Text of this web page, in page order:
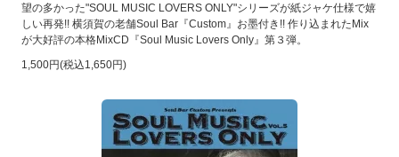
望の多かった"SOUL MUSIC LOVERS ONLY"シリーズが紙ジャケ仕様で嬉
しい再発!! 横須賀の老舗Soul Bar『Custom』お墨付き!! 作り込まれたMix
が大好評の本格MixCD『Soul Music Lovers Only』第３弾。
1,500円(税込1,650円)